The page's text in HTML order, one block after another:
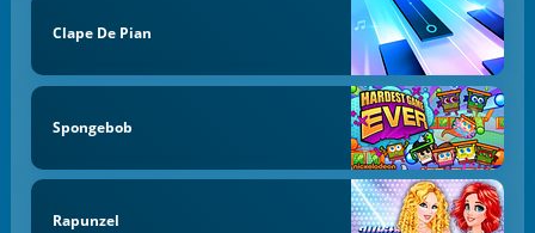
Clape De Pian
Spongebob
Rapunzel